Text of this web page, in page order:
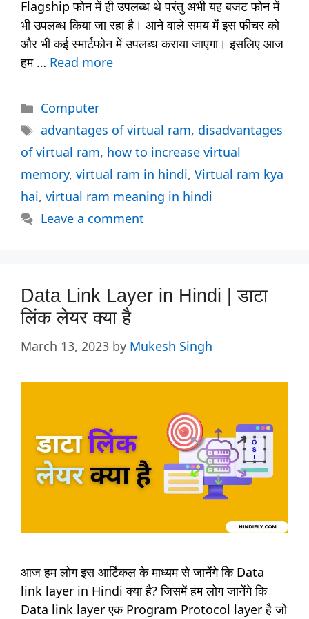
Flagship फोन में ही उपलब्ध थे परंतु अभी यह बजट फोन में
भी उपलब्ध किया जा रहा है। आने वाले समय में इस फीचर को
और भी कई स्मार्टफोन में उपलब्ध कराया जाएगा। इसलिए आज
हम … Read more
Categories
Computer
Tags
advantages of virtual ram, disadvantages
of virtual ram, how to increase virtual
memory, virtual ram in hindi, Virtual ram kya
hai, virtual ram meaning in hindi
Leave a comment
Data Link Layer in Hindi | डाटा
लिंक लेयर क्या है
March 13, 2023 by Mukesh Singh
आज हम लोग इस आर्टिकल के माध्यम से जानेंगे कि Data
link layer in Hindi क्या है? जिसमें हम लोग जानेंगे कि
Data link layer एक Program Protocol layer है जो